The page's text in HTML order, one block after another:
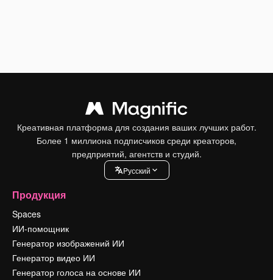
Креативная платформа для создания ваших лучших работ.
Более 1 миллиона подписчиков среди креаторов,
предприятий, агентств и студий.
Pусский
Продукция
Spaces
ИИ-помощник
Генератор изображений ИИ
Генератор видео ИИ
Генератор голоса на основе ИИ